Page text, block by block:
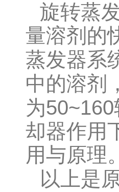
旋转蒸
量溶剂的
蒸发器系
中的溶剂
为50~160
却器作用
用与原理。
以上是